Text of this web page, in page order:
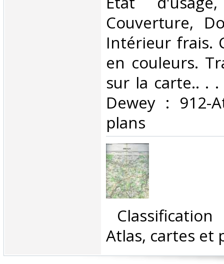
Couverture,
Intérieur frais.
en couleurs.
sur la carte.. .
Dewey : 912-
plans‎
Atlas, cartes et